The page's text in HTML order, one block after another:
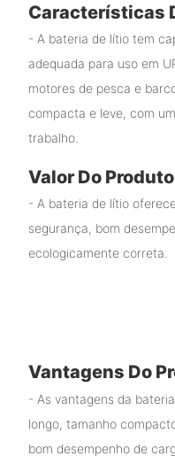
Características
- A bateria de lítio tem
adequada para uso em
motores de pesca e
compacta e leve, com
trabalho.
Valor Do Produto
- A bateria de lítio
segurança, bom
ecologicamente correta.
Vantagens Do
- As vantagens da
longo, tamanho
bom desempenho de